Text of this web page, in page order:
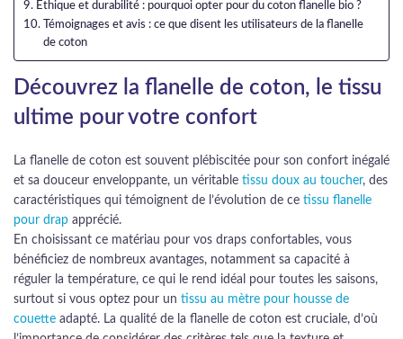
Éthique et durabilité : pourquoi opter pour du coton flanelle bio ?
Témoignages et avis : ce que disent les utilisateurs de la flanelle
de coton
Découvrez la flanelle de coton, le tissu
ultime pour votre confort
La flanelle de coton est souvent plébiscitée pour son confort inégalé
et sa douceur enveloppante, un véritable tissu doux au toucher, des
caractéristiques qui témoignent de l’évolution de ce tissu flanelle
pour drap apprécié.
En choisissant ce matériau pour vos draps confortables, vous
bénéficiez de nombreux avantages, notamment sa capacité à
réguler la température, ce qui le rend idéal pour toutes les saisons,
surtout si vous optez pour un tissu au mètre pour housse de
couette adapté. La qualité de la flanelle de coton est cruciale, d’où